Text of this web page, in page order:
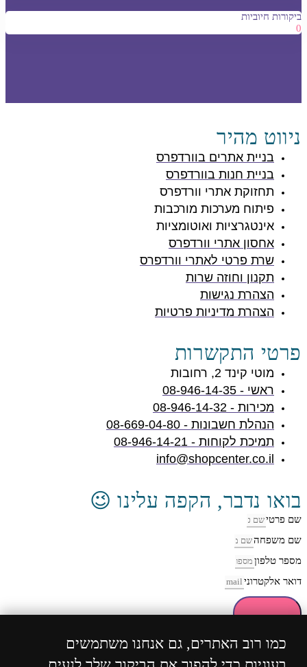
כמו רוב האתרים, גם אנחנו משתמשים
ביקורות חיוביות
0
ניווט מהיר
בניית אתרים בוורדפרס
בניית חנות בוורדפרס
תחזוקת אתרי וורדפרס
פיתוח מערכות מורכבות
אינטגרציות ואוטומציות
אחסון אתרי וורדפרס
שרת פרטי לאתרי וורדפרס
תקנון וחוזה שרות
הצהרת נגישות
הצהרת מדיניות פרטיות
פרטי התקשרות
מוטי קינד 2, רחובות
ראשי - 08-946-14-35
מכירות - 08-946-14-32
הנהלת חשבונות - 08-669-04-80
תמיכת לקוחות - 08-946-14-21
info@shopcenter.co.il
בואו נדבר, הקפה עלינו 😉
שם פרטי
שם משפחה
מספר טלפון
דואר אלקטרוני